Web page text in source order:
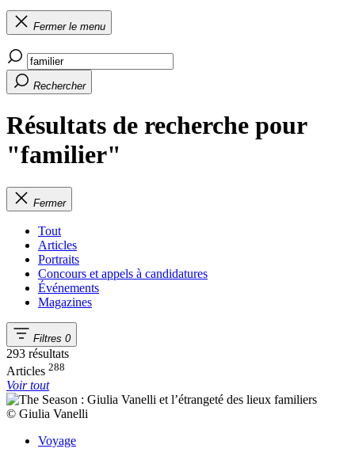
Fermer le menu
Rechercher
Résultats de recherche pour
"familier"
Fermer
Tout
Articles
Portraits
Concours et appels à candidatures
Événements
Magazines
Filtres 0
293 résultats
Articles 288
Voir tout
© Giulia Vanelli
Voyage